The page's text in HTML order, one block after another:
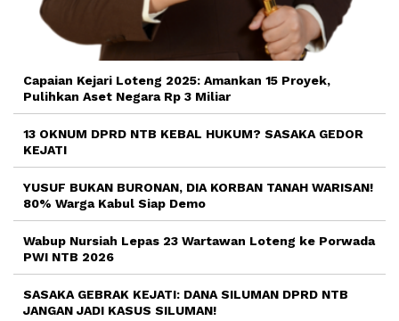
Capaian Kejari Loteng 2025: Amankan 15 Proyek,
Pulihkan Aset Negara Rp 3 Miliar
13 OKNUM DPRD NTB KEBAL HUKUM? SASAKA GEDOR
KEJATI
YUSUF BUKAN BURONAN, DIA KORBAN TANAH WARISAN!
80% Warga Kabul Siap Demo
Wabup Nursiah Lepas 23 Wartawan Loteng ke Porwada
PWI NTB 2026
SASAKA GEBRAK KEJATI: DANA SILUMAN DPRD NTB
JANGAN JADI KASUS SILUMAN!